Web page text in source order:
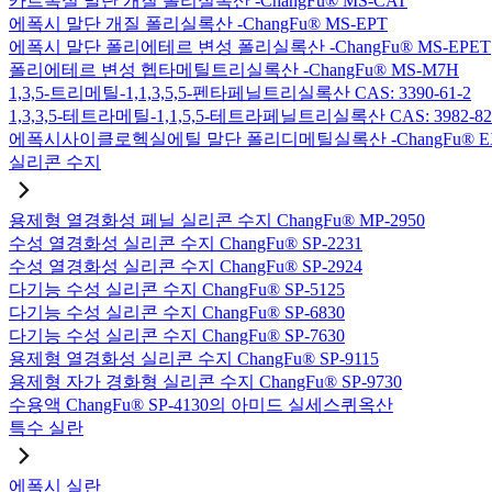
에폭시 말단 개질 폴리실록산 -ChangFu® MS-EPT
에폭시 말단 폴리에테르 변성 폴리실록산 -ChangFu® MS-EPET
폴리에테르 변성 헵타메틸트리실록산 -ChangFu® MS-M7H
1,3,5-트리메틸-1,1,3,5,5-펜타페닐트리실록산 CAS: 3390-61-2
1,3,3,5-테트라메틸-1,1,5,5-테트라페닐트리실록산 CAS: 3982-
에폭시사이클로헥실에틸 말단 폴리디메틸실록산 -ChangFu®
실리콘 수지
용제형 열경화성 페닐 실리콘 수지 ChangFu® MP-2950
수성 열경화성 실리콘 수지 ChangFu® SP-2231
수성 열경화성 실리콘 수지 ChangFu® SP-2924
다기능 수성 실리콘 수지 ChangFu® SP-5125
다기능 수성 실리콘 수지 ChangFu® SP-6830
다기능 수성 실리콘 수지 ChangFu® SP-7630
용제형 열경화성 실리콘 수지 ChangFu® SP-9115
용제형 자가 경화형 실리콘 수지 ChangFu® SP-9730
수용액 ChangFu® SP-4130의 아미드 실세스퀴옥산
특수 실란
에폭시 실란